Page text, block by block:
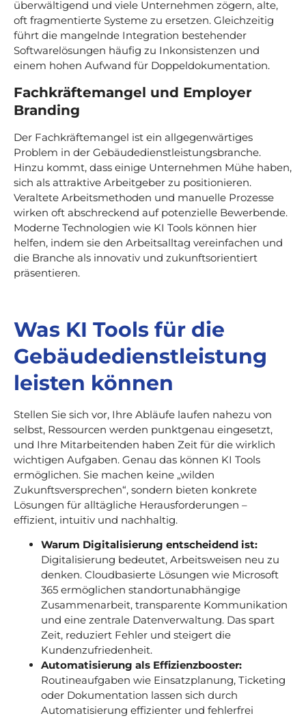
überwältigend und viele Unternehmen zögern, alte,
oft fragmentierte Systeme zu ersetzen. Gleichzeitig
führt die mangelnde Integration bestehender
Softwarelösungen häufig zu Inkonsistenzen und
einem hohen Aufwand für Doppeldokumentation.
Fachkräftemangel und Employer
Branding
Der Fachkräftemangel ist ein allgegenwärtiges
Problem in der Gebäudedienstleistungsbranche.
Hinzu kommt, dass einige Unternehmen Mühe haben,
sich als attraktive Arbeitgeber zu positionieren.
Veraltete Arbeitsmethoden und manuelle Prozesse
wirken oft abschreckend auf potenzielle Bewerbende.
Moderne Technologien wie KI Tools können hier
helfen, indem sie den Arbeitsalltag vereinfachen und
die Branche als innovativ und zukunftsorientiert
präsentieren.
Was KI Tools für die
Gebäudedienstleistung
leisten können
Stellen Sie sich vor, Ihre Abläufe laufen nahezu von
selbst, Ressourcen werden punktgenau eingesetzt,
und Ihre Mitarbeitenden haben Zeit für die wirklich
wichtigen Aufgaben. Genau das können KI Tools
ermöglichen. Sie machen keine „wilden
Zukunftsversprechen“, sondern bieten konkrete
Lösungen für alltägliche Herausforderungen –
effizient, intuitiv und nachhaltig.
Warum Digitalisierung entscheidend ist:
Digitalisierung bedeutet, Arbeitsweisen neu zu
denken. Cloudbasierte Lösungen wie Microsoft
365 ermöglichen standortunabhängige
Zusammenarbeit, transparente Kommunikation
und eine zentrale Datenverwaltung. Das spart
Zeit, reduziert Fehler und steigert die
Kundenzufriedenheit.
Automatisierung als Effizienzbooster:
Routineaufgaben wie Einsatzplanung, Ticketing
oder Dokumentation lassen sich durch
Automatisierung effizienter und fehlerfrei